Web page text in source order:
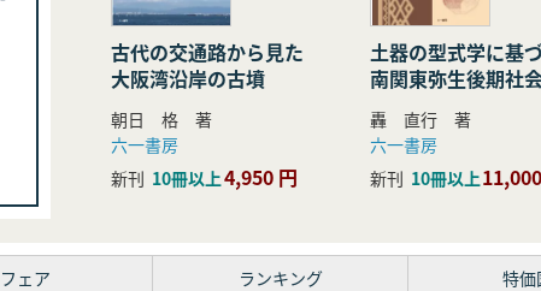
古代の交通路から見た
大阪湾沿岸の古墳
朝日 格 著
六一書房
新刊 10冊以上4,950 円
土器の型式学に基
南関東弥生後期社
研究
轟 直行 著
六一書房
新刊 10冊以上
フェア ランキング 特価